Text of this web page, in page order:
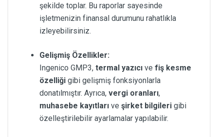
şekilde toplar. Bu raporlar sayesinde
işletmenizin finansal durumunu rahatlıkla
izleyebilirsiniz.
Gelişmiş Özellikler:
Ingenico GMP3, termal yazıcı ve fiş kesme
özelliği gibi gelişmiş fonksiyonlarla
donatılmıştır. Ayrıca, vergi oranları,
muhasebe kayıtları ve şirket bilgileri gibi
özelleştirilebilir ayarlamalar yapılabilir.